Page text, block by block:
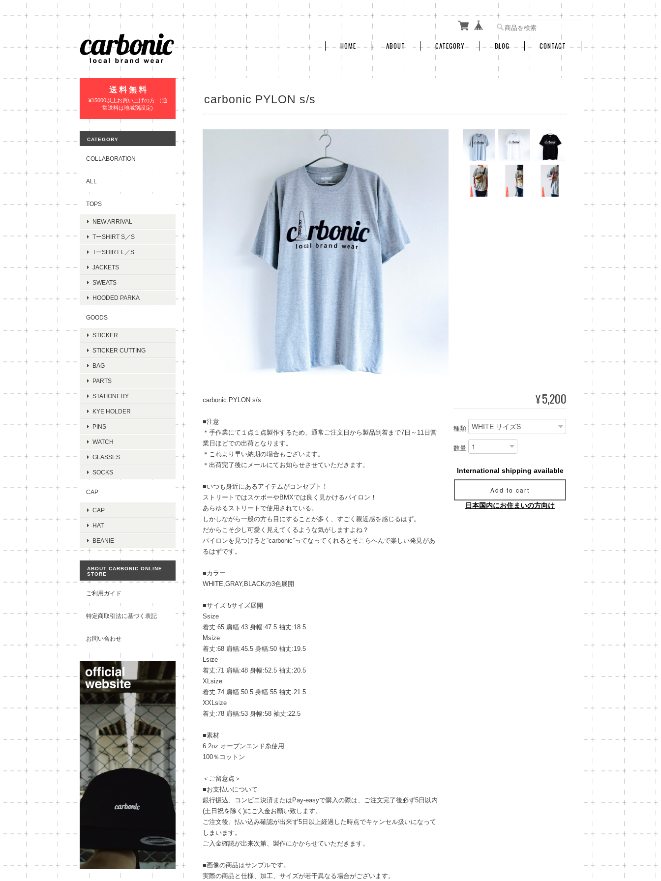
HOME ABOUT CATEGORY BLOG CONTACT
carbonic PYLON s/s
carbonic PYLON s/s
■注意
＊手作業にて１点１点製作するため、通常ご注文日から製品到着まで7日～11日営
業日ほどでの出荷となります。
＊これより早い納期の場合もございます。
＊出荷完了後にメールにてお知らせさせていただきます。
■いつも身近にあるアイテムがコンセプト！
ストリートではスケボーやBMXでは良く見かけるパイロン！
あらゆるストリートで使用されている。
しかしながら一般の方も目にすることが多く、すごく親近感を感じるはず。
だからこそ少し可愛く見えてくるような気がしますよね？
パイロンを見つけると“carbonic”ってなってくれるとそこらへんで楽しい発見があ
るはずです。
■カラー
WHITE,GRAY,BLACKの3色展開
■サイズ 5サイズ展開
Ssize
着丈:65 肩幅:43 身幅:47.5 袖丈:18.5
Msize
着丈:68 肩幅:45.5 身幅:50 袖丈:19.5
Lsize
着丈:71 肩幅:48 身幅:52.5 袖丈:20.5
XLsize
着丈:74 肩幅:50.5 身幅:55 袖丈:21.5
XXLsize
着丈:78 肩幅:53 身幅:58 袖丈:22.5
■素材
6.2oz オープンエンド糸使用
100％コットン
＜ご留意点＞
■お支払いについて
銀行振込、コンビニ決済またはPay-easyで購入の際は、ご注文完了後必ず5日以内
(土日祝を除く)にご入金お願い致します。
ご注文後、払い込み確認が出来ず5日以上経過した時点でキャンセル扱いになって
しまいます。
ご入金確認が出来次第、製作にかからせていただきます。
■画像の商品はサンプルです。
実際の商品と仕様、加工、サイズが若干異なる場合がございます。
¥5,200
種類
数量
International shipping available
Add to cart
日本国内にお住まいの方向け
送 料 無 料
¥15000以上お買い上げの方 （通
常送料は地域別設定)
CATEGORY
COLLABORATION
ALL
TOPS
NEW ARRIVAL
TーSHIRT S／S
TーSHIRT L／S
JACKETS
SWEATS
HOODED PARKA
GOODS
STICKER
STICKER CUTTING
BAG
PARTS
STATIONERY
KYE HOLDER
PINS
WATCH
GLASSES
SOCKS
CAP
CAP
HAT
BEANIE
ABOUT CARBONIC ONLINE
STORE
ご利用ガイド
特定商取引法に基づく表記
お問い合わせ